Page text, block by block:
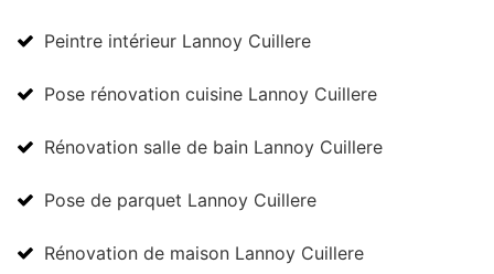
Peintre intérieur Lannoy Cuillere
Pose rénovation cuisine Lannoy Cuillere
Rénovation salle de bain Lannoy Cuillere
Pose de parquet Lannoy Cuillere
Rénovation de maison Lannoy Cuillere